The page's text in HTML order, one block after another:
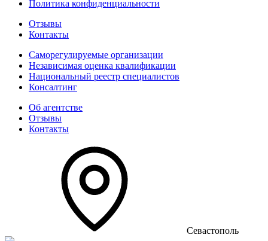
Политика конфиденциальности
Отзывы
Контакты
Саморегулируемые организации
Независимая оценка квалификации
Национальный реестр специалистов
Консалтинг
Об агентстве
Отзывы
Контакты
Севастополь